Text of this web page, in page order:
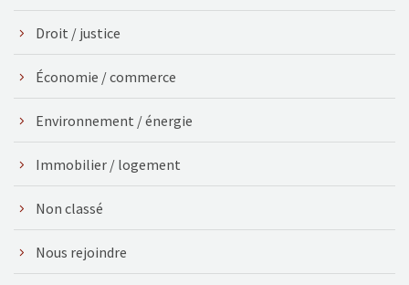
Droit / justice
Économie / commerce
Environnement / énergie
Immobilier / logement
Non classé
Nous rejoindre